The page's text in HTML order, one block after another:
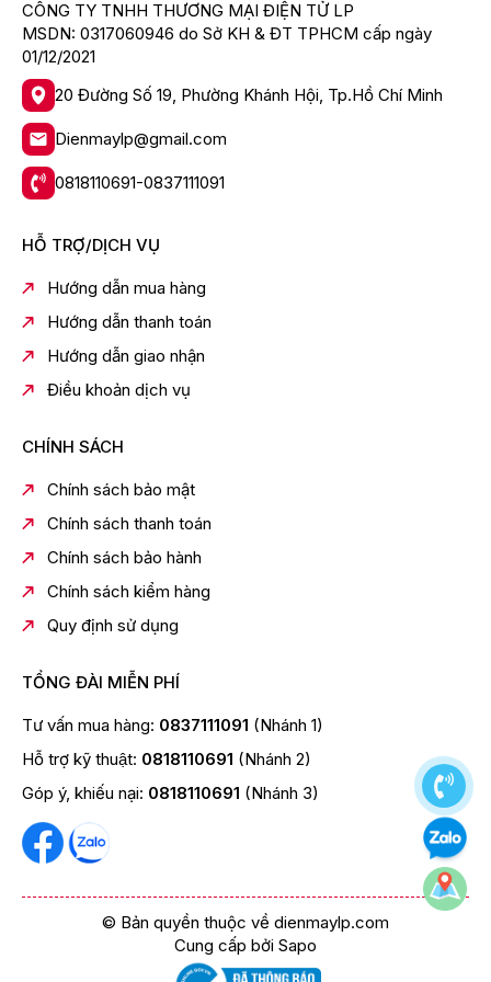
linh hoạt gồm: rau củ quả (5 đến 7°C), thức uống (1
đến 3°C), đông mềm (-1 đến 1°C).
- Ngăn giữ ẩm The Moisture Zone với tấm chắn đặc
biệt giúp duy trì độ ẩm ở mức 86 %, giữ thực phẩm
luôn tươi ngon và vẹn nguyên dinh dưỡng.
*Hình ảnh chỉ mang tính chất minh họa
- PureAir tạo các plasma ion giúp kháng khuẩn đến
99.99%, khử sạch mùi hôi khó chịu bên trong tủ lạnh.
*Hình ảnh chỉ mang tính chất minh họa
Bảng điều khiển
- Bảng điều khiển cảm ứng bên trong ngoài tủ lạnh
Toshiba giúp điều khiển nhiệt độ các ngăn theo nhu
cầu tiện lợi, tránh thất thoát hơi lạnh, tiết kiệm điện
CÔNG TY TNHH THƯƠNG MẠI ĐIỆN TỬ LP
MSDN: 0317060946 do Sở KH & ĐT TPHCM cấp ngày
01/12/2021
20 Đường Số 19, Phường Khánh Hội, Tp.Hồ Chí Minh
Dienmaylp@gmail.com
0818110691-0837111091
HỖ TRỢ/DỊCH VỤ
Hướng dẫn mua hàng
Hướng dẫn thanh toán
Hướng dẫn giao nhận
Điều khoản dịch vụ
CHÍNH SÁCH
Chính sách bảo mật
Chính sách thanh toán
Chính sách bảo hành
Chính sách kiểm hàng
Quy định sử dụng
TỔNG ĐÀI MIỄN PHÍ
Tư vấn mua hàng: 0837111091 (Nhánh 1)
Hỗ trợ kỹ thuật: 0818110691 (Nhánh 2)
Góp ý, khiếu nại: 0818110691 (Nhánh 3)
© Bản quyền thuộc về dienmaylp.com
Cung cấp bởi Sapo